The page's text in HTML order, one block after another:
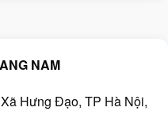
NAM
Hưng Đạo, TP Hà Nội,